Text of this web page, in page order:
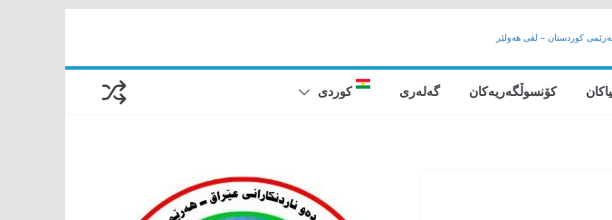
کوردستان – لقی هەولێر
کۆنسوڵگەریەکان گەلەری کوردی